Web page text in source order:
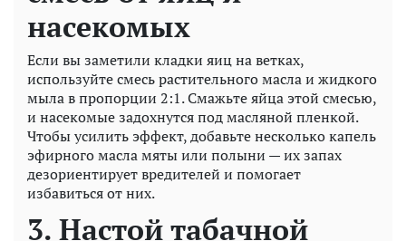
насекомых
Если вы заметили кладки яиц на ветках,
используйте смесь растительного масла и жидкого
мыла в пропорции 2:1. Смажьте яйца этой смесью,
и насекомые задохнутся под масляной пленкой.
Чтобы усилить эффект, добавьте несколько капель
эфирного масла мяты или полыни — их запах
дезориентирует вредителей и помогает
избавиться от них.
3. Настой табачной